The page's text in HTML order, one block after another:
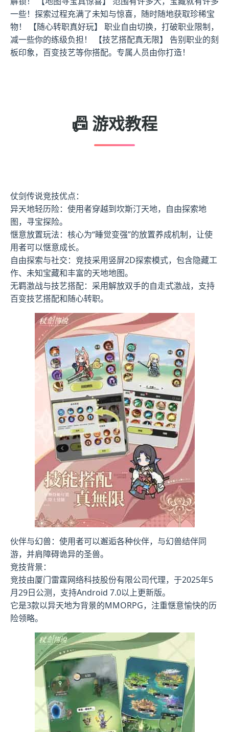
一些！探索过程充满了未知与惊喜，随时随地获取珍稀宝
物！ 【随心转职真好玩】 职业自由切换，打破职业限制，
减一些你的练级负担！ 【技艺搭配真无限】 告别职业的刻
板印象，百变技艺等你搭配。专属人员由你打造！
📠 游戏教程
仗剑传说竞技优点：
异天地轻历险：使用者穿越到坎斯汀天地，自由探索地
图，寻宝探险。
惬意放置玩法：核心为“睡觉变强”的放置养成机制，让使
用者可以惬意成长。
自由探索与社交：竞技采用竖屏2D探索模式，包含隐藏工
作、未知宝藏和丰富的天地地图。
无羁激战与技艺搭配：采用解放双手的自走式激战，支持
百变技艺搭配和随心转职。
伙伴与幻兽：使用者可以邂逅各种伙伴，与幻兽结伴同
游，并肩障碍诡异的圣兽。
竞技背景：
竞技由厦门雷霆网络科技股份有限公司代理，于2025年5
月29日公测，支持Android 7.0以上更新版。
它是3款以异天地为背景的MMORPG，注重惬意愉快的历
险领略。